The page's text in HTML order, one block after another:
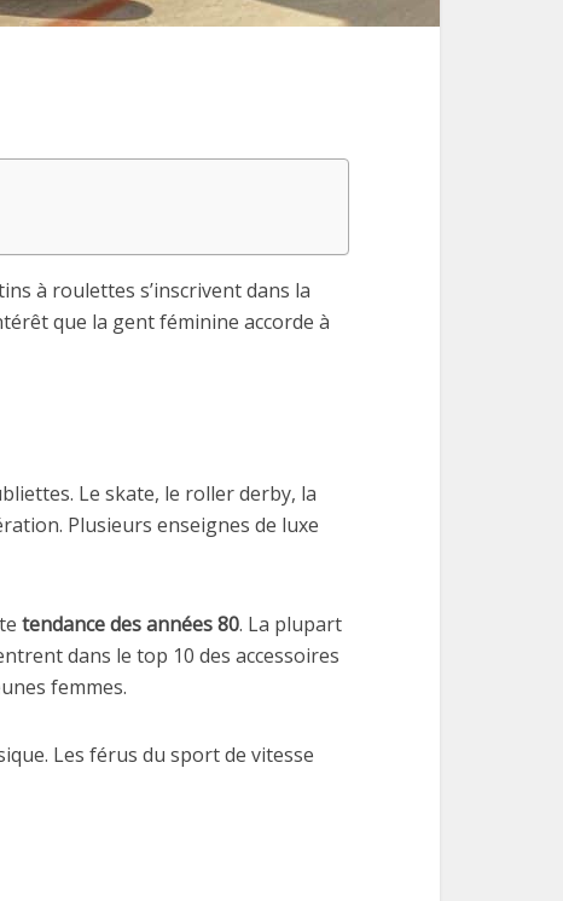
à roulettes s’inscrivent dans la
que la gent féminine accorde à
Le skate, le roller derby, la
Plusieurs enseignes de luxe
tendance des années 80. La plupart
dans le top 10 des accessoires
femmes.
Les férus du sport de vitesse